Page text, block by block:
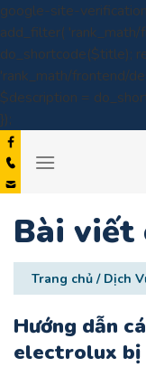
google-site-
add_filter(
do_shortcode($title);
'rank_math/frontend/
$description =
});
to
content
Bài
Trang chủ / Dịch
Hướng dẫn
electrolux bị